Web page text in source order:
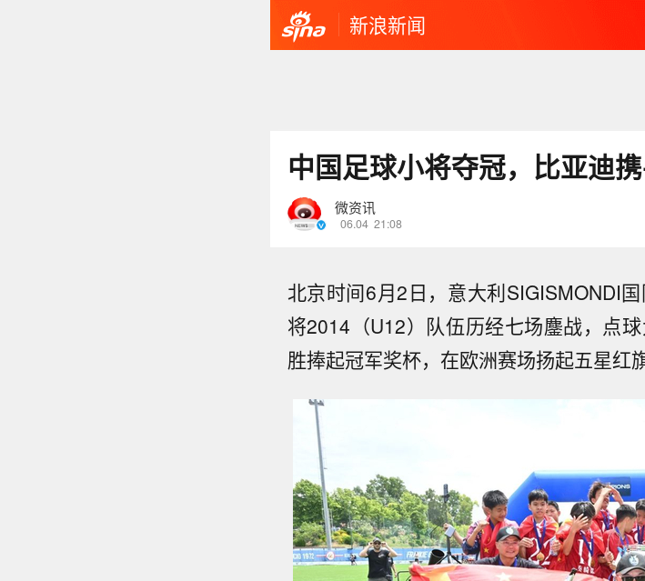
新浪新闻
中国足球小将夺冠，比亚迪
微资讯
06.04 21:08
北京时间6月2日，意大利SIGISMONDI
将2014（U12）队伍历经七场鏖战，点
胜捧起冠军奖杯，在欧洲赛场扬起五星红旗